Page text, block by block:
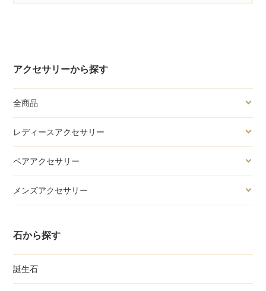
アクセサリーから探す
全商品
レディースアクセサリー
ペアアクセサリー
メンズアクセサリー
石から探す
誕生石